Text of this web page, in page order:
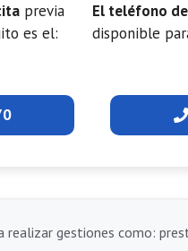
previa
es el:
El teléfono
disponible
realizar gestiones como: